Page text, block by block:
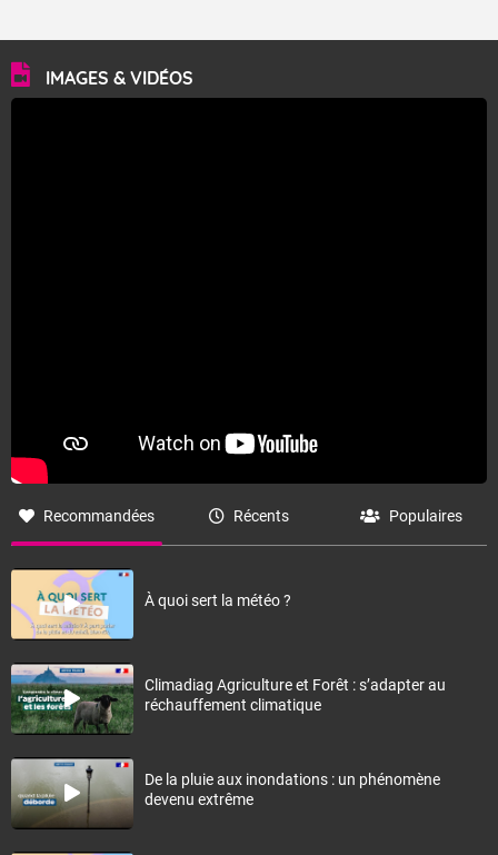
IMAGES & VIDÉOS
Recommandées Récents Populaires
À quoi sert la météo ?
Climadiag Agriculture et Forêt : s’adapter au
réchauffement climatique
De la pluie aux inondations : un phénomène
devenu extrême